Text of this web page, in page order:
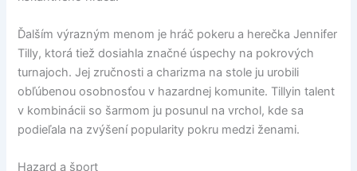
Ďalším výrazným menom je hráč pokeru a herečka Jennifer
Tilly, ktorá tiež dosiahla značné úspechy na pokrových
turnajoch. Jej zručnosti a charizma na stole ju urobili
obľúbenou osobnosťou v hazardnej komunite. Tillyin talent
v kombinácii so šarmom ju posunul na vrchol, kde sa
podieľala na zvýšení popularity pokru medzi ženami.
Hazard a šport